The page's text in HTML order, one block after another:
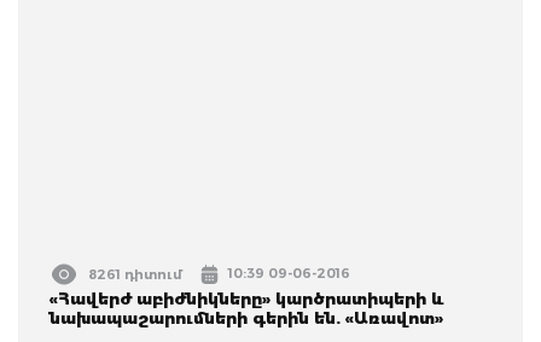
8261 դիտում 10:39 09-06-2016
«Հավերժ աբիժնիկները» կարծրատիպերի և
նախապաշարումների գերին են. «Առավոտ»